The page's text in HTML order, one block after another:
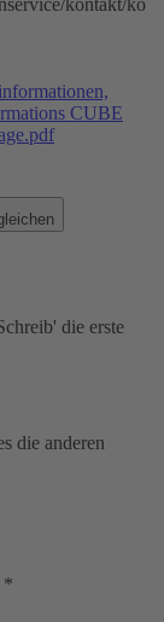
kontakt/ko
CUBE
die erste
die anderen
*